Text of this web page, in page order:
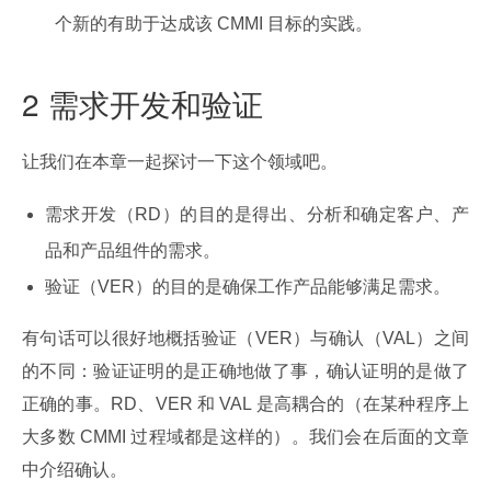
个新的有助于达成该 CMMI 目标的实践。
2 需求开发和验证
让我们在本章一起探讨一下这个领域吧。
需求开发（RD）的目的是得出、分析和确定客户、产
品和产品组件的需求。
验证（VER）的目的是确保工作产品能够满足需求。
有句话可以很好地概括验证（VER）与确认（VAL）之间
的不同：验证证明的是正确地做了事，确认证明的是做了
正确的事。RD、VER 和 VAL 是高耦合的（在某种程序上
大多数 CMMI 过程域都是这样的）。我们会在后面的文章
中介绍确认。